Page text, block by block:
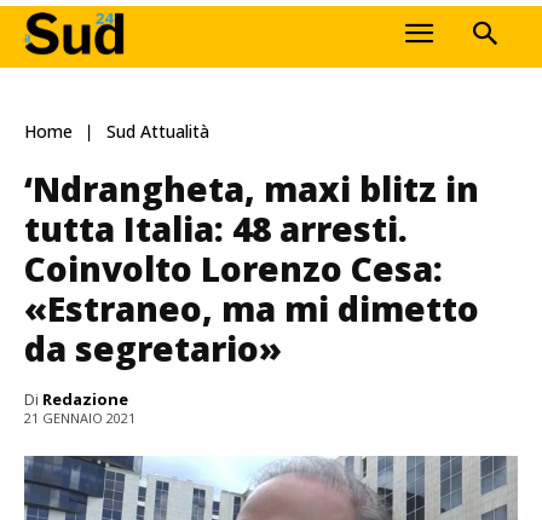
Home Sud Attualità
‘Ndrangheta, maxi blitz in
tutta Italia: 48 arresti.
Coinvolto Lorenzo Cesa:
«Estraneo, ma mi dimetto
da segretario»
Di Redazione
21 GENNAIO 2021